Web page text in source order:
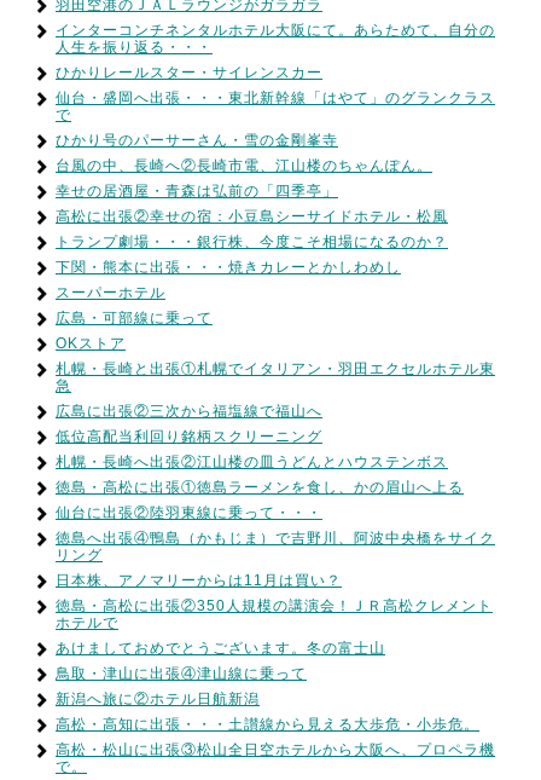
羽田空港のＪＡＬラウンジがガラガラ
インターコンチネンタルホテル大阪にて。あらためて、自分の
人生を振り返る・・・
ひかりレールスター・サイレンスカー
仙台・盛岡へ出張・・・東北新幹線「はやて」のグランクラス
で
ひかり号のパーサーさん・雪の金剛峯寺
台風の中、長崎へ②長崎市電、江山楼のちゃんぽん。
幸せの居酒屋・青森は弘前の「四季亭」
高松に出張②幸せの宿：小豆島シーサイドホテル・松風
トランプ劇場・・・銀行株、今度こそ相場になるのか？
下関・熊本に出張・・・焼きカレーとかしわめし
スーパーホテル
広島・可部線に乗って
OKストア
札幌・長崎と出張①札幌でイタリアン・羽田エクセルホテル東
急
広島に出張②三次から福塩線で福山へ
低位高配当利回り銘柄スクリーニング
札幌・長崎へ出張②江山楼の皿うどんとハウステンボス
徳島・高松に出張①徳島ラーメンを食し、かの眉山へ上る
仙台に出張②陸羽東線に乗って・・・
徳島へ出張④鴨島（かもじま）で吉野川、阿波中央橋をサイク
リング
日本株、アノマリーからは11月は買い？
徳島・高松に出張②350人規模の講演会！ＪＲ高松クレメント
ホテルで
あけましておめでとうございます。冬の富士山
鳥取・津山に出張④津山線に乗って
新潟へ旅に②ホテル日航新潟
高松・高知に出張・・・土讃線から見える大歩危・小歩危。
高松・松山に出張③松山全日空ホテルから大阪へ、プロペラ機
で。